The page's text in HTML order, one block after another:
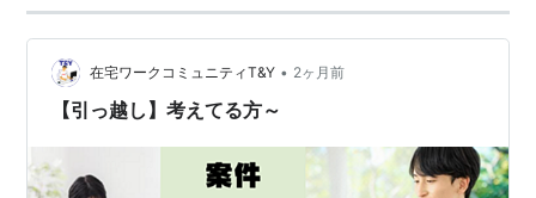
在宅ワークコミュニティT&Y • 2ヶ月前
【引っ越し】考えてる方～